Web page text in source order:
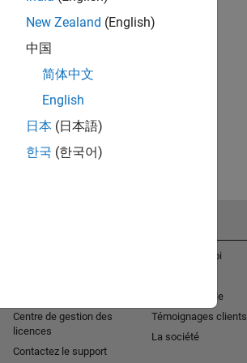
New Zealand (English)
中国
简体中文
English
日本 (日本語)
한국 (한국어)
Centre de gestion des
licences
Contactez le support
Offres d'emploi
Mission sociale
Témoignages clients
La société